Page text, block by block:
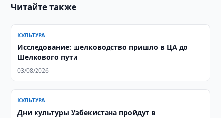
Читайте также
КУЛЬТУРА
Исследование: шелководство пришло в ЦА до
Шелкового пути
03/08/2026
КУЛЬТУРА
Дни культуры Узбекистана пройдут в